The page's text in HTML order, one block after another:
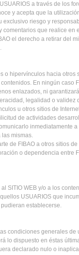
a través de los
y acepta que la
exclusivo riesgo y
que realice en
el derecho a retirar del
o hipervínculos hacia otros
En ningún caso
enlazados, ni
legalidad o validez
u otros sitios de
de actividades
inmediatamente a
mismas.
de FIBAO a otros sitios de
o dependencia entre
SITIO WEB y/o a los
USUARIOS que
establecerse.
condiciones generales de
lo dispuesto en éstas
declarado nulo o